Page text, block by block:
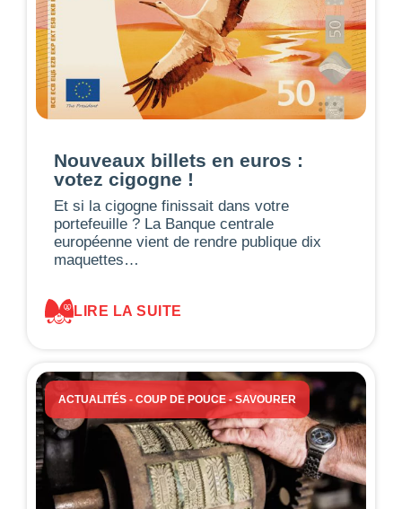
Nouveaux billets en euros :
votez cigogne !
Et si la cigogne finissait dans votre
portefeuille ? La Banque centrale
européenne vient de rendre publique dix
maquettes…
LIRE LA SUITE
ACTUALITÉS - COUP DE POUCE -SAVOURER